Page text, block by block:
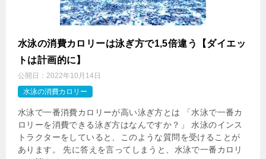
水泳の消費カロリーは泳ぎ方で1,5倍違う【ダイエッ
トは計画的に】
公開日： 2022年10月14日
水泳の消費カロリー
水泳で一番消費カロリーが高い泳ぎ方とは 「水泳で一番カ
ロリーを消費できる泳ぎ方はなんですか？」 水泳のインス
トラクターをしていると、このような質問を受けることが
あります。 先に答えを言ってしまうと、水泳で一番カロリ